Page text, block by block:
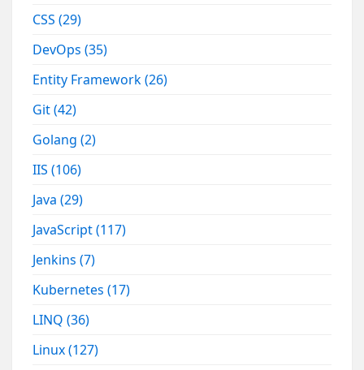
CSS(29)
DevOps(35)
Entity Framework(26)
Git(42)
Golang(2)
IIS(106)
Java(29)
JavaScript(117)
Jenkins(7)
Kubernetes(17)
LINQ(36)
Linux(127)